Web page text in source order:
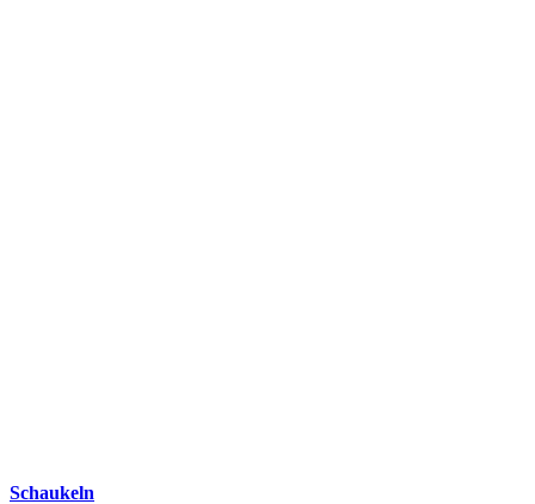
Schaukeln